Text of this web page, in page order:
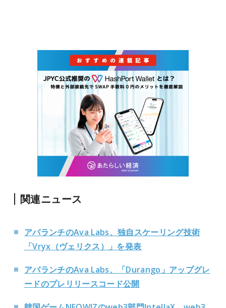
関連ニュース
アバランチのAva Labs、独自スケーリング技術
「Vryx（ヴェリクス）」を発表
アバランチのAva Labs、「Durango」アップグレ
ードのプレリリースコード公開